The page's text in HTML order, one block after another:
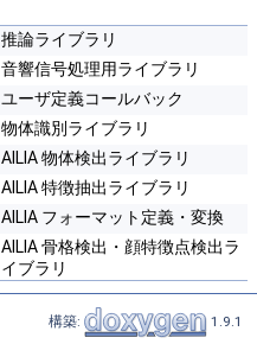
推論ライブラリ
音響信号処理用ライブラリ
ユーザ定義コールバック
物体識別ライブラリ
AILIA 物体検出ライブラリ
AILIA 特徴抽出ライブラリ
AILIA フォーマット定義・変換
AILIA 骨格検出・顔特徴点検出ラ
イブラリ
構築: 1.9.1